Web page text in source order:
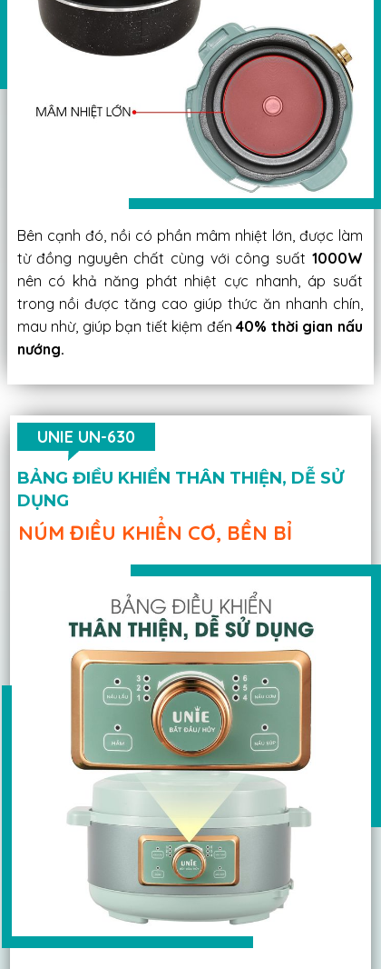
Bên cạnh đó, nồi có phần mâm nhiệt lớn, được làm
từ đồng nguyên chất cùng với công suất 1000W
nên có khả năng phát nhiệt cực nhanh, áp suất
trong nồi được tăng cao giúp thức ăn nhanh chín,
mau nhừ, giúp bạn tiết kiệm đến40% thời gian nấu
nướng.
BẢNG ĐIỀU KHIỂN THÂN THIỆN, DỄ SỬ
DỤNG
NÚM ĐIỀU KHIỂN CƠ, BỀN BỈ
UNIE UN-630